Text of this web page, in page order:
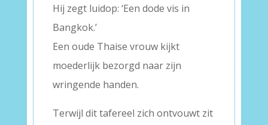
Hij zegt luidop: ‘Een dode vis in
Bangkok.’
Een oude Thaise vrouw kijkt
moederlijk bezorgd naar zijn
wringende handen.
Terwijl dit tafereel zich ontvouwt zit